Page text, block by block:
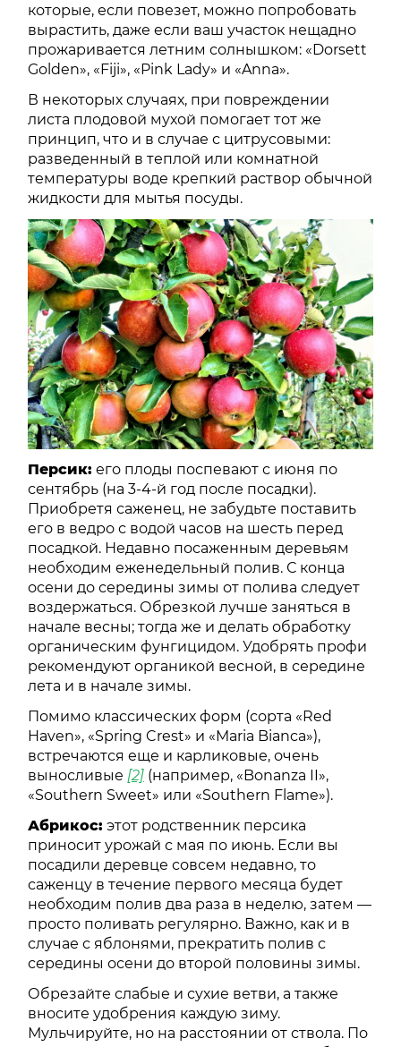
которые, если повезет, можно попробовать
вырастить, даже если ваш участок нещадно
прожаривается летним солнышком: «Dorsett
Golden», «Fiji», «Pink Lady» и «Anna».
В некоторых случаях, при повреждении
листа плодовой мухой помогает тот же
принцип, что и в случае с цитрусовыми:
разведенный в теплой или комнатной
температуры воде крепкий раствор обычной
жидкости для мытья посуды.
Персик: его плоды поспевают с июня по
сентябрь (на 3-4-й год после посадки).
Приобретя саженец, не забудьте поставить
его в ведро с водой часов на шесть перед
посадкой. Недавно посаженным деревьям
необходим еженедельный полив. С конца
осени до середины зимы от полива следует
воздержаться. Обрезкой лучше заняться в
начале весны; тогда же и делать обработку
органическим фунгицидом. Удобрять профи
рекомендуют органикой весной, в середине
лета и в начале зимы.
Помимо классических форм (сорта «Red
Haven», «Spring Crest» и «Maria Bianca»),
встречаются еще и карликовые, очень
выносливые [2] (например, «Bonanza II»,
«Southern Sweet» или «Southern Flame»).
Абрикос: этот родственник персика
приносит урожай с мая по июнь. Если вы
посадили деревце совсем недавно, то
саженцу в течение первого месяца будет
необходим полив два раза в неделю, затем —
просто поливать регулярно. Важно, как и в
случае с яблонями, прекратить полив с
середины осени до второй половины зимы.
Обрезайте слабые и сухие ветви, а также
вносите удобрения каждую зиму.
Мульчируйте, но на расстоянии от ствола. По